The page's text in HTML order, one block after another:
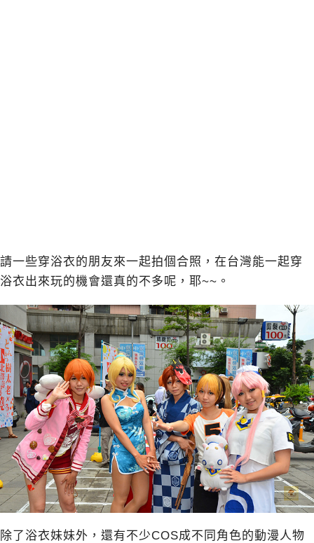
請一些穿浴衣的朋友來一起拍個合照，在台灣能一起穿
浴衣出來玩的機會還真的不多呢，耶~~。
除了浴衣妹妹外，還有不少COS成不同角色的動漫人物